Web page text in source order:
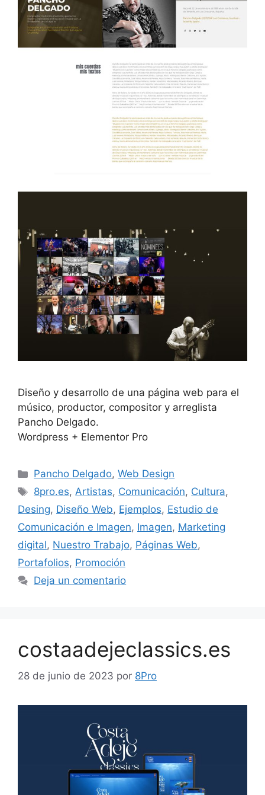
Diseño y desarrollo de una página web para el
músico, productor, compositor y arreglista
Pancho Delgado.
Wordpress + Elementor Pro
Pancho Delgado,Web Design
8pro.es,Artistas, Comunicación, Cultura,
Desing, Diseño Web, Ejemplos, Estudio de
Comunicación e Imagen, Imagen, Marketing
digital, Nuestro Trabajo, Páginas Web,
Portafolios, Promoción
Deja un comentario
costaadejeclassics.es
28 de junio de 2023 por 8Pro